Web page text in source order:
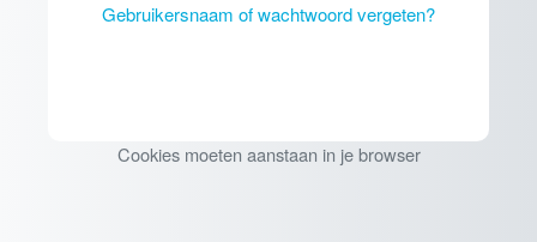
Gebruikersnaam of wachtwoord vergeten?
Cookies moeten aanstaan in je browser